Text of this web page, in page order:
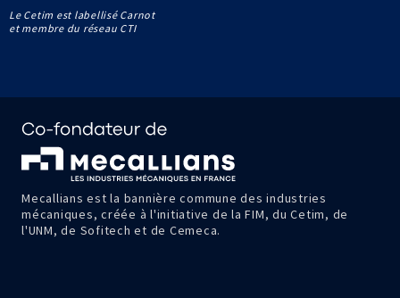
Le Cetim est labellisé Carnot
et membre du réseau CTI
Mecallians est la bannière commune des industries
mécaniques, créée à l'initiative de la FIM, du Cetim, de
l'UNM, de Sofitech et de Cemeca.